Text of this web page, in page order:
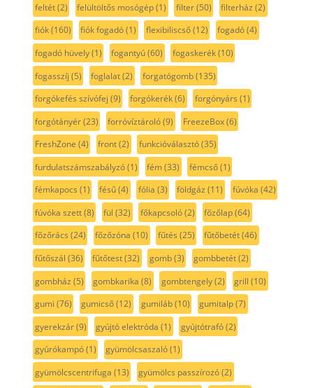
feltét(2) felültöltős mosógép(1) filter(50) filterház (2)
fiók(160) fiók fogadó(1) flexibiliscső(12) fogadó(4)
fogadó hüvely(1) fogantyú(60) fogaskerék(10)
fogasszíj (5) foglalat(2) forgatógomb(135)
forgókefés szívófej (9) forgókerék(6) forgónyárs (1)
forgótányér(23) forróvíztároló(9) FreezeBox(6)
FreshZone (4) front(2) funkcióválasztó(35)
furdulatszámszabályzó(1) fém(33) fémcső(1)
fémkapocs (1) fésű(4) fólia (3) földgáz (11) fúvóka (42)
fúvóka szett(8) fül (32) főkapcsoló(2) főzőlap(64)
főzőrács (24) főzőzóna (10) fűtés (25) fűtőbetét(46)
fűtőszál (36) fűtőtest(32) gomb(3) gombbetét(2)
gombház (5) gombkarika (8) gombtengely(2) grill (10)
gumi (76) gumicső(12) gumiláb(10) gumitalp(7)
gyerekzár(9) gyújtó elektróda (1) gyújtótrafó(2)
gyúrókampó(1) gyümölcsaszaló(1)
gyümölcscentrifuga (13) gyümölcs passzírozó(2)